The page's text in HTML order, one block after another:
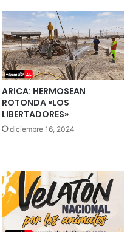
ARICA: HERMOSEAN
ROTONDA «LOS
LIBERTADORES»
diciembre 16, 2024